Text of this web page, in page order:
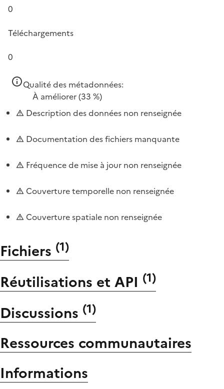
0
Téléchargements
0
Qualité des métadonnées:
À améliorer(33 %)
Description des données non renseignée
Documentation des fichiers manquante
Fréquence de mise à jour non renseignée
Couverture temporelle non renseignée
Couverture spatiale non renseignée
Fichiers (1)
Réutilisations et API (1)
Discussions (1)
Ressources communautaires
Informations